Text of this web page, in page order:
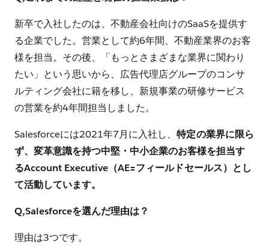
新卒で入社したのは、不動産会社向けのSaaSを提供す
る企業でした。営業として約6年間、不動産業界のお客
様を担当。その後、「もっとさまざまな業界に関わり
たい」という思いから、広告代理店グループのコンサ
ルティング会社に籍を移し、新規事業の研修サービス
の営業を約4年間担当しました。
Salesforceには2021年7月に入社し、特定の業界に限ら
ず、変革意識を持つ中堅・中小企業のお客様を担当す
るAccount Executive（AE=フィールドセールス）とし
て活動しています。
Q,Salesforceを選んだ理由は？
理由は3つです。